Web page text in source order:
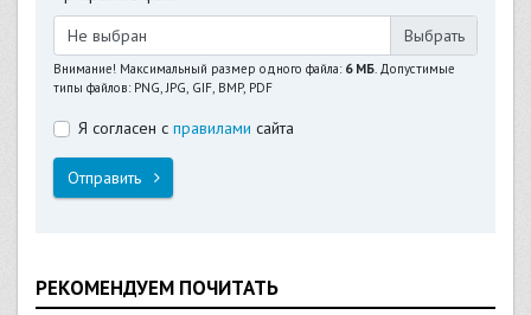
Не выбран
Внимание! Максимальный размер одного файла: 6 МБ. Допустимые
типы файлов: PNG, JPG, GIF, BMP, PDF
Я согласен с правилами сайта
Отправить
РЕКОМЕНДУЕМ ПОЧИТАТЬ